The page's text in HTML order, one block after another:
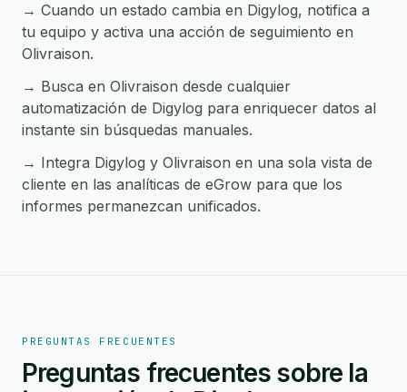
→ Cuando un estado cambia en Digylog, notifica a
tu equipo y activa una acción de seguimiento en
Olivraison.
→ Busca en Olivraison desde cualquier
automatización de Digylog para enriquecer datos al
instante sin búsquedas manuales.
→ Integra Digylog y Olivraison en una sola vista de
cliente en las analíticas de eGrow para que los
informes permanezcan unificados.
PREGUNTAS FRECUENTES
Preguntas frecuentes sobre la